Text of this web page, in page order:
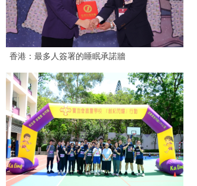
香港：最多人簽署的睡眠承諾牆